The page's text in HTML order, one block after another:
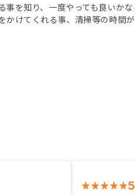
を知り、一度やっても良いか
けてくれる事、清掃等の時間